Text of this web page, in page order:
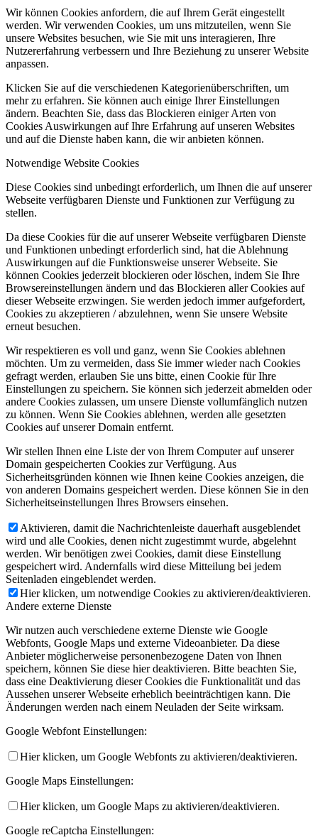
Wir können Cookies anfordern, die auf Ihrem Gerät eingestellt
werden. Wir verwenden Cookies, um uns mitzuteilen, wenn Sie
unsere Websites besuchen, wie Sie mit uns interagieren, Ihre
Nutzererfahrung verbessern und Ihre Beziehung zu unserer Website
anpassen.
Klicken Sie auf die verschiedenen Kategorienüberschriften, um
mehr zu erfahren. Sie können auch einige Ihrer Einstellungen
ändern. Beachten Sie, dass das Blockieren einiger Arten von
Cookies Auswirkungen auf Ihre Erfahrung auf unseren Websites
und auf die Dienste haben kann, die wir anbieten können.
Notwendige Website Cookies
Diese Cookies sind unbedingt erforderlich, um Ihnen die auf unserer
Webseite verfügbaren Dienste und Funktionen zur Verfügung zu
stellen.
Da diese Cookies für die auf unserer Webseite verfügbaren Dienste
und Funktionen unbedingt erforderlich sind, hat die Ablehnung
Auswirkungen auf die Funktionsweise unserer Webseite. Sie
können Cookies jederzeit blockieren oder löschen, indem Sie Ihre
Browsereinstellungen ändern und das Blockieren aller Cookies auf
dieser Webseite erzwingen. Sie werden jedoch immer aufgefordert,
Cookies zu akzeptieren / abzulehnen, wenn Sie unsere Website
erneut besuchen.
Wir respektieren es voll und ganz, wenn Sie Cookies ablehnen
möchten. Um zu vermeiden, dass Sie immer wieder nach Cookies
gefragt werden, erlauben Sie uns bitte, einen Cookie für Ihre
Einstellungen zu speichern. Sie können sich jederzeit abmelden oder
andere Cookies zulassen, um unsere Dienste vollumfänglich nutzen
zu können. Wenn Sie Cookies ablehnen, werden alle gesetzten
Cookies auf unserer Domain entfernt.
Wir stellen Ihnen eine Liste der von Ihrem Computer auf unserer
Domain gespeicherten Cookies zur Verfügung. Aus
Sicherheitsgründen können wie Ihnen keine Cookies anzeigen, die
von anderen Domains gespeichert werden. Diese können Sie in den
Sicherheitseinstellungen Ihres Browsers einsehen.
Aktivieren, damit die Nachrichtenleiste dauerhaft ausgeblendet
wird und alle Cookies, denen nicht zugestimmt wurde, abgelehnt
werden. Wir benötigen zwei Cookies, damit diese Einstellung
gespeichert wird. Andernfalls wird diese Mitteilung bei jedem
Seitenladen eingeblendet werden.
Hier klicken, um notwendige Cookies zu aktivieren/deaktivieren.
Andere externe Dienste
Wir nutzen auch verschiedene externe Dienste wie Google
Webfonts, Google Maps und externe Videoanbieter. Da diese
Anbieter möglicherweise personenbezogene Daten von Ihnen
speichern, können Sie diese hier deaktivieren. Bitte beachten Sie,
dass eine Deaktivierung dieser Cookies die Funktionalität und das
Aussehen unserer Webseite erheblich beeinträchtigen kann. Die
Änderungen werden nach einem Neuladen der Seite wirksam.
Google Webfont Einstellungen:
Hier klicken, um Google Webfonts zu aktivieren/deaktivieren.
Google Maps Einstellungen:
Hier klicken, um Google Maps zu aktivieren/deaktivieren.
Google reCaptcha Einstellungen: